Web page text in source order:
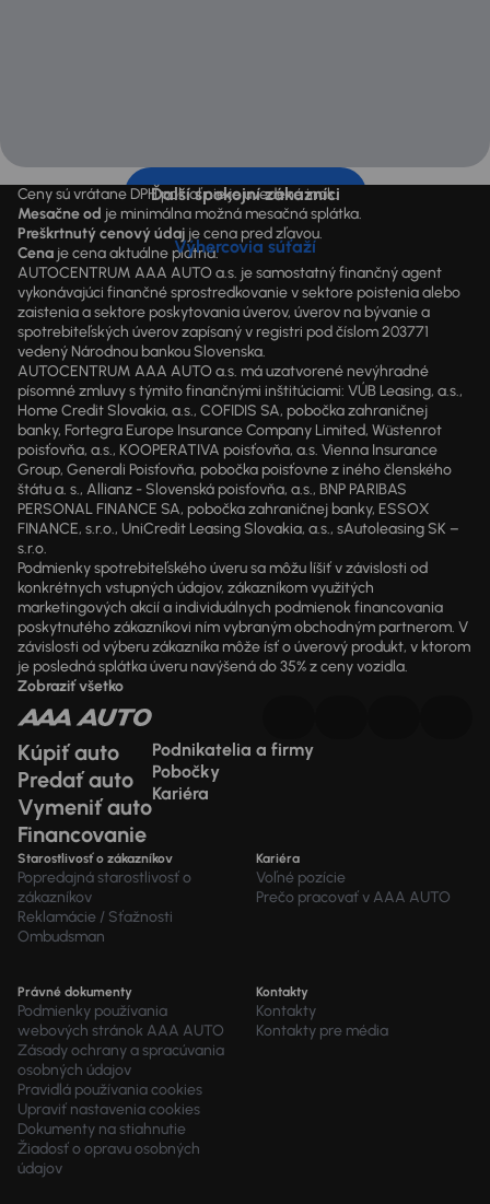
Ďalší spokojní zákazníci
Výhercovia súťaží
Ceny sú vrátane DPH pokiaľ nie je uvedené inak.
Mesačne od je minimálna možná mesačná splátka.
Preškrtnutý cenový údaj je cena pred zľavou.
Cena je cena aktuálne platná.
AUTOCENTRUM AAA AUTO a.s. je samostatný finančný agent
vykonávajúci finančné sprostredkovanie v sektore poistenia alebo
zaistenia a sektore poskytovania úverov, úverov na bývanie a
spotrebiteľských úverov zapísaný v registri pod číslom 203771
vedený Národnou bankou Slovenska.
AUTOCENTRUM AAA AUTO a.s. má uzatvorené nevýhradné
písomné zmluvy s týmito finančnými inštitúciami: VÚB Leasing, a.s.,
Home Credit Slovakia, a.s., COFIDIS SA, pobočka zahraničnej
banky, Fortegra Europe Insurance Company Limited, Wüstenrot
poisťovňa, a.s., KOOPERATIVA poisťovňa, a.s. Vienna Insurance
Group, Generali Poisťovňa, pobočka poisťovne z iného členského
štátu a. s., Allianz - Slovenská poisťovňa, a.s., BNP PARIBAS
PERSONAL FINANCE SA, pobočka zahraničnej banky, ESSOX
FINANCE, s.r.o., UniCredit Leasing Slovakia, a.s., sAutoleasing SK –
s.r.o.
Podmienky spotrebiteľského úveru sa môžu líšiť v závislosti od
konkrétnych vstupných údajov, zákazníkom využitých
marketingových akcií a individuálnych podmienok financovania
poskytnutého zákazníkovi ním vybraným obchodným partnerom. V
závislosti od výberu zákazníka môže ísť o úverový produkt, v ktorom
je posledná splátka úveru navýšená do 35% z ceny vozidla.
Zobraziť všetko
Kúpiť auto
Predať auto
Vymeniť auto
Financovanie
Podnikatelia a firmy
Pobočky
Kariéra
Starostlivosť o zákazníkov
Popredajná starostlivosť o
zákazníkov
Reklamácie / Sťažnosti
Ombudsman
Kariéra
Voľné pozície
Prečo pracovať v AAA AUTO
Právné dokumenty
Podmienky používania
webových stránok AAA AUTO
Zásady ochrany a spracúvania
osobných údajov
Pravidlá používania cookies
Upraviť nastavenia cookies
Dokumenty na stiahnutie
Žiadosť o opravu osobných
údajov
Kontakty
Kontakty
Kontakty pre média